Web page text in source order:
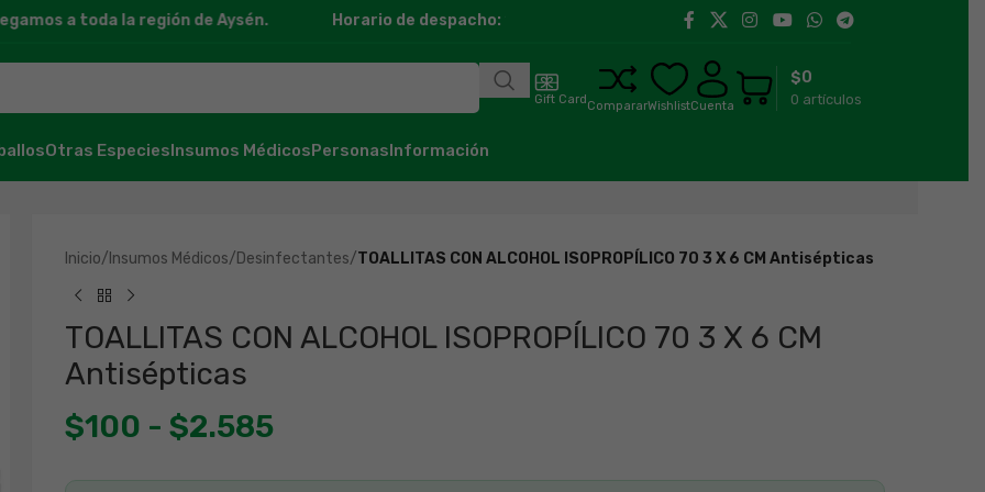
a toda la región de Aysén. Horario de despacho: 11:00 h a 18:00 h Llegamos a toda la región de Aysén.
Gift CardCompararWishlistCuenta 0 artículos
$0
Otras EspeciesInsumos MédicosPersonasInformación
Inicio/ Insumos Médicos/Desinfectantes/TOALLITAS CON ALCOHOL ISOPROPÍLICO 70 3 X 6 CM Antisépticas
TOALLITAS CON ALCOHOL ISOPROPÍLICO 70 3 X 6 CM
Antisépticas
$100 - $2.585